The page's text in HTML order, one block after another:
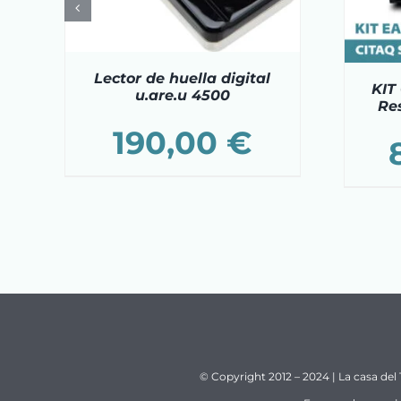
Lector de huella digital
u.are.u 4500
190,00 €
KIT
© Copyright 2012 – 2024 | La casa